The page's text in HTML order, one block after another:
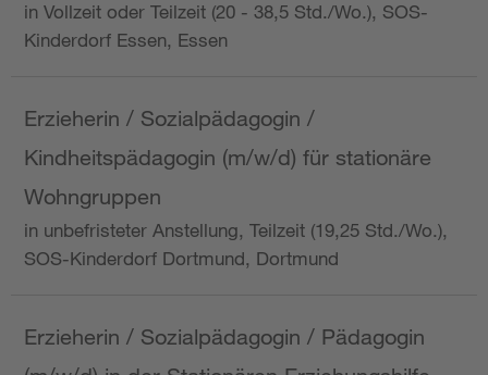
in Vollzeit oder Teilzeit (20 - 38,5 Std./Wo.), SOS-
Kinderdorf Essen, Essen
Erzieherin / Sozialpädagogin /
Kindheitspädagogin (m/w/d) für stationäre
Wohngruppen
in unbefristeter Anstellung, Teilzeit (19,25 Std./Wo.),
SOS-Kinderdorf Dortmund, Dortmund
Erzieherin / Sozialpädagogin / Pädagogin